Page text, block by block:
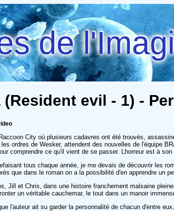
de
evil - 1) -
City où plusieurs cadavres ont été trouvés,
ordres de Wesker, attendent des nouvelles de l'équipe
comprendre ce qu'il vient de se passer. Lhorreur est à
tous chaque année, je me devais de découvrir les
que dans le roman on a la possibilité d'en apprendre un
Jill et Chris, dans une histoire franchement malsaine
un véritable cauchemar, le tout dans un manoir
l'auteur ait su garder la personnalité de chacun d'entre